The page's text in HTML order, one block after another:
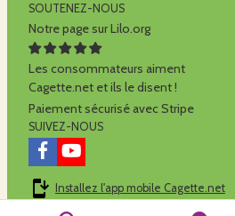
SOUTENEZ-NOUS
Notre page sur Lilo.org
Les consommateurs aiment
Cagette.net et ils le disent !
Paiement sécurisé avec Stripe
SUIVEZ-NOUS
Installez l'app mobile Cagette.net